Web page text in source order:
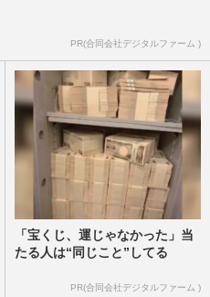
PR(合同会社デジタルファーム )
「宝くじ、運じゃなかった」当
たる人は“同じこと”してる
PR(合同会社デジタルファーム )